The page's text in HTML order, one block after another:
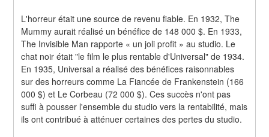
L'horreur était une source de revenu fiable. En 1932, The
Mummy aurait réalisé un bénéfice de 148 000 $. En 1933,
The Invisible Man rapporte « un joli profit » au studio. Le
chat noir était "le film le plus rentable d'Universal" de 1934.
En 1935, Universal a réalisé des bénéfices raisonnables
sur des horreurs comme La Fiancée de Frankenstein (166
000 $) et Le Corbeau (72 000 $). Ces succès n'ont pas
suffi à pousser l'ensemble du studio vers la rentabilité, mais
ils ont contribué à atténuer certaines des pertes du studio.